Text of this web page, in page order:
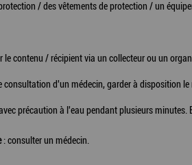
/ des vêtements de protection / un
le contenu / récipient via un collecteur ou un
consultation d'un médecin, garder à disposition le
précaution à l'eau pendant plusieurs minutes.
: consulter un médecin.